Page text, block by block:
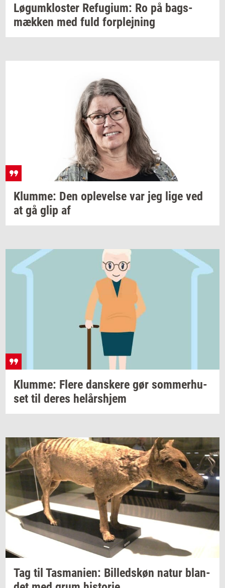
Løgum­klo­ster Re­fu­gi­um: Ro på bags­
mæk­ken med fuld for­plej­ning
Klum­me: Den op­le­vel­se var jeg lige ved
at gå glip af
Klum­me: Flere dan­ske­re gør som­mer­hu­
set til deres helårs­hjem
Tag til Tas­ma­ni­en: Bil­leds­køn natur blan­